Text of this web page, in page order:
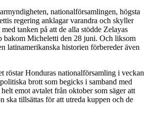
nationalförsamlingen, högsta
regering anklagar varandra och skyller
tanken på att de alla stödde Zelayas
bakom Micheletti den 28 juni. Och liksom
latinamerikanska historien förbereder även
röstar Honduras nationalförsamling i veckan
brott som begicks i samband med
emot avtalet från oktober som säger att
ska tillsättas för att utreda kuppen och de